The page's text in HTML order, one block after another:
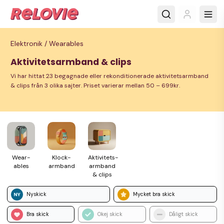
Elektronik / Wearables
Aktivitetsarmband & clips
Vi har hittat 23 begagnade eller rekonditionerade aktivitetsarmband
& clips från 3 olika sajter. Priset varierar mellan 50 – 699kr.
Wear­
ables
Klock­
armband
Aktivitets­
armband
& clips
Nyskick Mycket bra skick
Bra skick Okej skick Dåligt skick